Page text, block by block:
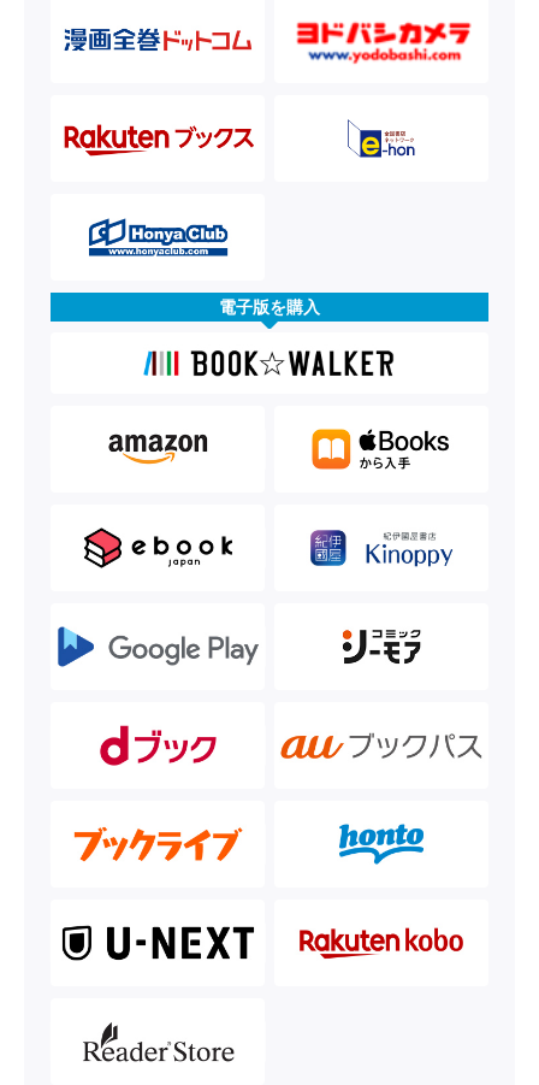
電子版を購入